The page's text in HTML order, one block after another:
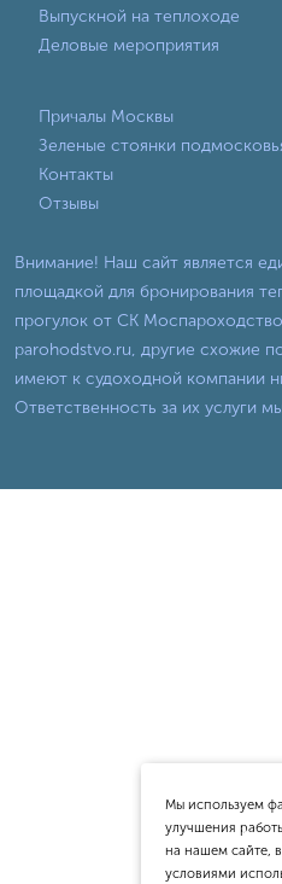
Выпускной на теплоходе
Деловые мероприятия
Причалы Москвы
Зеленые стоянки
Контакты
Отзывы
Внимание! Наш сайт является
площадкой для бронирования
прогулок от СК
parohodstvo.ru, другие схожие
имеют к судоходной компании
Ответственность за их услуги
Мы используем
улучшения
на нашем сайте,
условиями